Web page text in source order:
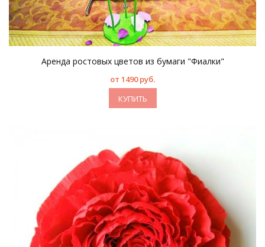
Аренда ростовых цветов из бумаги "Фиалки"
от 1490 руб.
КУПИТЬ